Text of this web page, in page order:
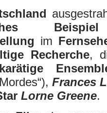
im
Recherche,
Frances
Lorne Greene.